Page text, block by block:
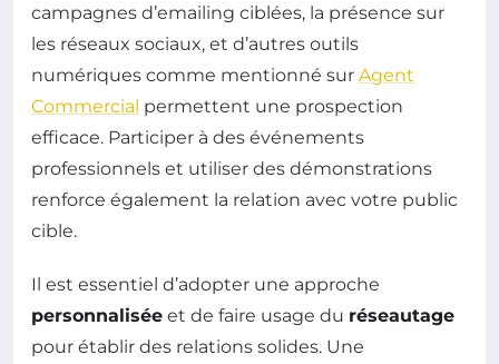
campagnes d’emailing ciblées, la présence sur
les réseaux sociaux, et d’autres outils
numériques comme mentionné sur Agent
Commercial permettent une prospection
efficace. Participer à des événements
professionnels et utiliser des démonstrations
renforce également la relation avec votre public
cible.
Il est essentiel d’adopter une approche
personnalisée et de faire usage du réseautage
pour établir des relations solides. Une